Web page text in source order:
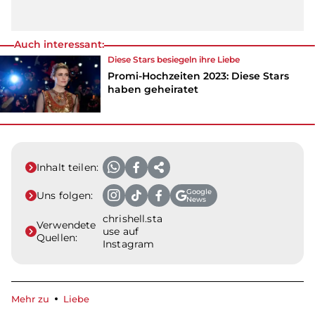
Auch interessant:
Diese Stars besiegeln ihre Liebe
Promi-Hochzeiten 2023: Diese Stars
haben geheiratet
Inhalt teilen:
Uns folgen:
Google
News
Verwendete
Quellen:
chrishell.sta
use auf
Instagram
Mehr zu Liebe